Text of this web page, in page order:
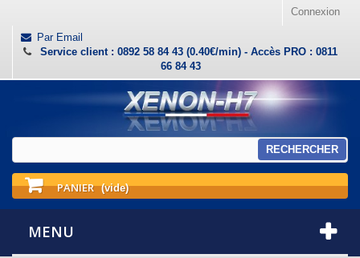
Connexion
Par Email
Service client : 0892 58 84 43 (0.40€/min) - Accès PRO : 0811
66 84 43
RECHERCHER
PANIER (vide)
MENU